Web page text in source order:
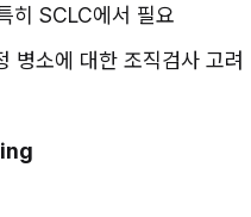
히 SCLC에서 필요
병소에 대한 조직검사 고